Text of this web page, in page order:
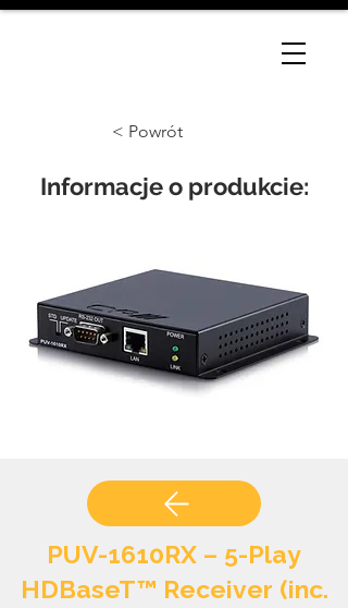
< Powrót
Informacje o produkcie:
PUV-1610RX – 5-Play
HDBaseT™ Receiver (inc.